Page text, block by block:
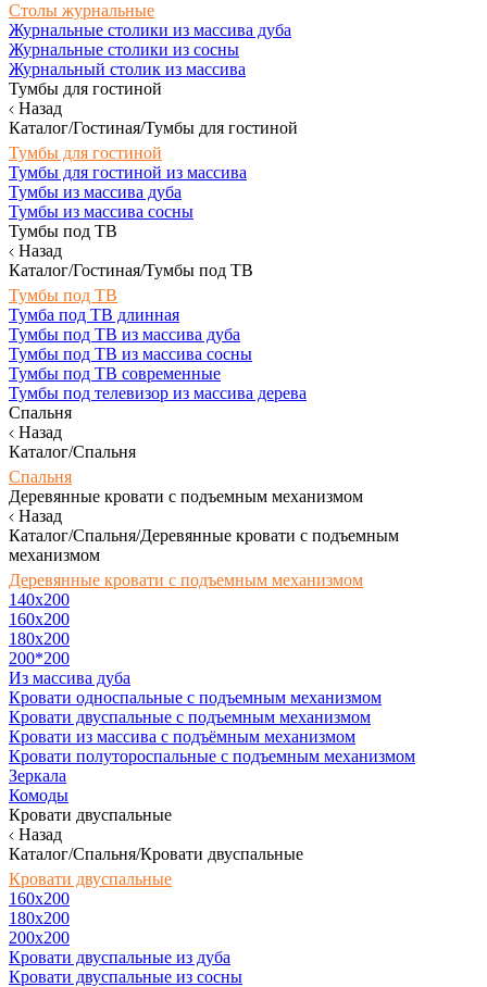
Столы журнальные
Журнальные столики из массива дуба
Журнальные столики из сосны
Журнальный столик из массива
Тумбы для гостиной
Назад
Каталог/Гостиная/Тумбы для гостиной
Тумбы для гостиной
Тумбы для гостиной из массива
Тумбы из массива дуба
Тумбы из массива сосны
Тумбы под ТВ
Назад
Каталог/Гостиная/Тумбы под ТВ
Тумбы под ТВ
Тумба под ТВ длинная
Тумбы под ТВ из массива дуба
Тумбы под ТВ из массива сосны
Тумбы под ТВ современные
Тумбы под телевизор из массива дерева
Спальня
Назад
Каталог/Спальня
Спальня
Деревянные кровати с подъемным механизмом
Назад
Каталог/Спальня/Деревянные кровати с подъемным
механизмом
Деревянные кровати с подъемным механизмом
140x200
160х200
180х200
200*200
Из массива дуба
Кровати односпальные с подъемным механизмом
Кровати двуспальные с подъемным механизмом
Кровати из массива с подъёмным механизмом
Кровати полутороспальные с подъемным механизмом
Зеркала
Комоды
Кровати двуспальные
Назад
Каталог/Спальня/Кровати двуспальные
Кровати двуспальные
160х200
180x200
200x200
Кровати двуспальные из дуба
Кровати двуспальные из сосны